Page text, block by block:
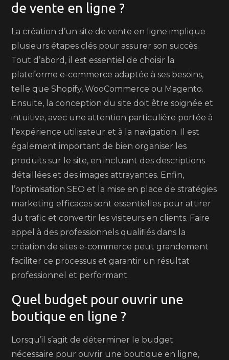
de vente en ligne ?
La création d’un site de vente en ligne implique
plusieurs étapes clés pour assurer son succès.
Tout d’abord, il est essentiel de choisir la
plateforme e-commerce adaptée à ses besoins,
telle que Shopify, WooCommerce ou Magento.
Ensuite, la conception du site doit être soignée et
intuitive, avec une attention particulière portée à
l’expérience utilisateur et à la navigation. Il est
également important de bien organiser les
produits sur le site, en incluant des descriptions
détaillées et des images attrayantes. Enfin,
l’optimisation SEO et la mise en place de stratégies
marketing efficaces sont essentielles pour attirer
du trafic et convertir les visiteurs en clients. Faire
appel à des professionnels qualifiés dans la
création de sites e-commerce peut grandement
faciliter ce processus et garantir un résultat
professionnel et performant.
Quel budget pour ouvrir une
boutique en ligne ?
Lorsqu’il s’agit de déterminer le budget
nécessaire pour ouvrir une boutique en ligne,